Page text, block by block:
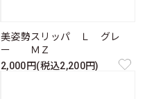
美姿勢スリッパ Ｌ グレ
ー ＭＺ
2,000円(税込2,200円)